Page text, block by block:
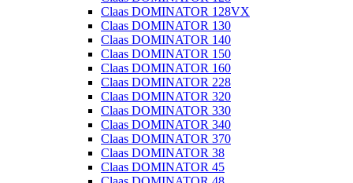
Claas DOMINATOR 128VX
Claas DOMINATOR 130
Claas DOMINATOR 140
Claas DOMINATOR 150
Claas DOMINATOR 160
Claas DOMINATOR 228
Claas DOMINATOR 320
Claas DOMINATOR 330
Claas DOMINATOR 340
Claas DOMINATOR 370
Claas DOMINATOR 38
Claas DOMINATOR 45